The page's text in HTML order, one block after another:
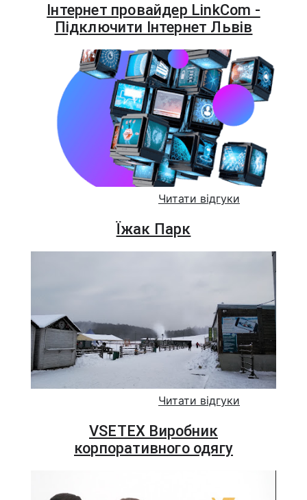
Інтернет провайдер LinkCom -
Підключити Інтернет Львів
Читати відгуки
Їжак Парк
Читати відгуки
VSETEX Виробник
корпоративного одягу